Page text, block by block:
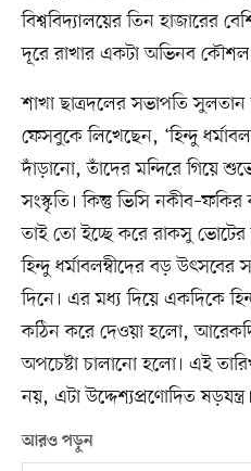
বিশ্ববিদ্যালয়ের তিন হাজারের
দূরে রাখার একটা অভিনব
শাখা ছাত্রদলের সভাপতি
ফেসবুকে লিখেছেন, ‘হিন্দু
দাঁড়ানো, তাঁদের মন্দিরে গিয়ে
সংস্কৃতি। কিন্তু ভিসি
তাই তো ইচ্ছে করে রাকসু ভোটের
হিন্দু ধর্মাবলম্বীদের বড়
দিনে। এর মধ্য দিয়ে একদিকে
কঠিন করে দেওয়া হলো,
অপচেষ্টা চালানো হলো। এই
নয়, এটা উদ্দেশ্যপ্রণোদিত
আরও পড়ুন